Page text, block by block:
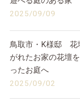
2025/09/09
鳥取市・K様邸 花
がれたお家の花壇
ったお庭へ
2025/09/02